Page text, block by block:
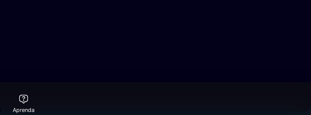
Aprenda